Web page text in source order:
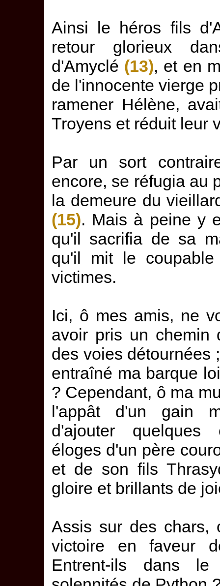
Ainsi le héros fils
retour glorieux
d'Amyclé (13), et en
de l'innocente vierge
ramener Hélène,
Troyens et réduit leur
Par un sort
encore, se réfugia au
la demeure du
(15). Mais à peine y
qu'il sacrifia de sa
qu'il mit le
victimes.
Ici, ô mes amis, ne
avoir pris un chemin
des voies détournées
entraîné ma barque
? Cependant, ô ma
l'appât d'un gain
d'ajouter quelques
éloges d'un père
et de son fils
gloire et brillants de
Assis sur des chars,
victoire en faveur
Entrent-ils dans